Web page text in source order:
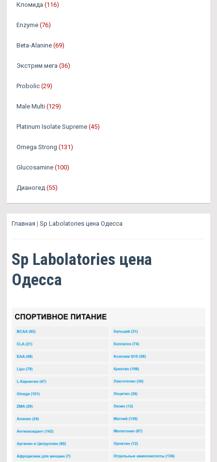
Кломида (116)
Enzyme (76)
Beta-Alanine (69)
Экстрим мега (36)
Probolic (29)
Male Multi (129)
Platinum Isolate Supreme (45)
Omega Strong (131)
Glucosamine (100)
Дианогед (55)
Главная | Sp Labolatories цена Одесса
Sp Labolatories цена
Одесса